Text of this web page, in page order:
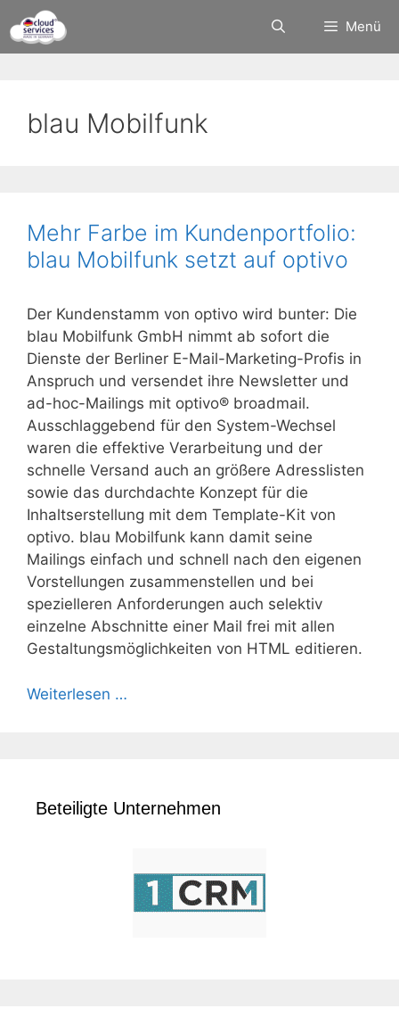
Inhalt
springen
Menü
blau Mobilfunk
Mehr Farbe im Kundenportfolio:
blau Mobilfunk setzt auf optivo
Der Kundenstamm von optivo wird bunter: Die
blau Mobilfunk GmbH nimmt ab sofort die
Dienste der Berliner E-Mail-Marketing-Profis in
Anspruch und versendet ihre Newsletter und
ad-hoc-Mailings mit optivo® broadmail.
Ausschlaggebend für den System-Wechsel
waren die effektive Verarbeitung und der
schnelle Versand auch an größere Adresslisten
sowie das durchdachte Konzept für die
Inhaltserstellung mit dem Template-Kit von
optivo. blau Mobilfunk kann damit seine
Mailings einfach und schnell nach den eigenen
Vorstellungen zusammenstellen und bei
spezielleren Anforderungen auch selektiv
einzelne Abschnitte einer Mail frei mit allen
Gestaltungsmöglichkeiten von HTML editieren.
Weiterlesen …
Beteiligte Unternehmen